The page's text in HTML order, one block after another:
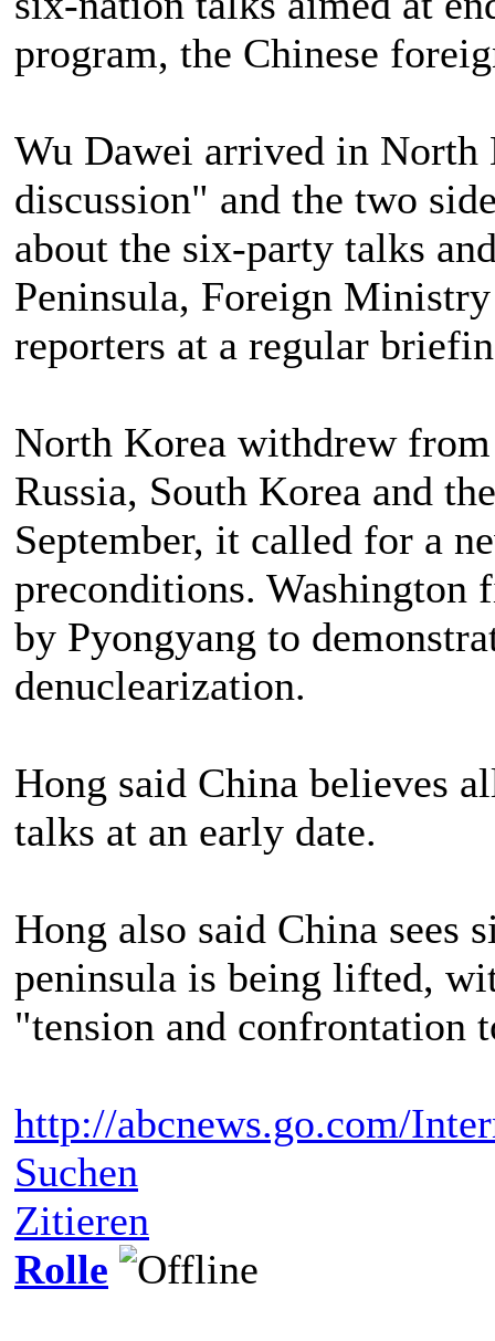
program, the Chinese
Wu Dawei arrived in
discussion" and the two
about the six-party talks
Peninsula, Foreign
reporters at a regular
North Korea withdrew
Russia, South Korea and
September, it called for a
preconditions. Washington
by Pyongyang to
denuclearization.
Hong said China believes
talks at an early date.
Hong also said China sees
peninsula is being lifted,
"tension and confrontation
http://abcnews.go.com/
Suchen
Zitieren
Rolle